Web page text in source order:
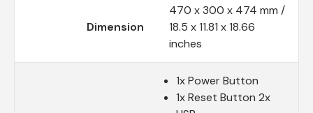
Dimension
470 x 300 x 474 mm /
18.5 x 11.81 x 18.66
inches
1x Power Button
1x Reset Button 2x